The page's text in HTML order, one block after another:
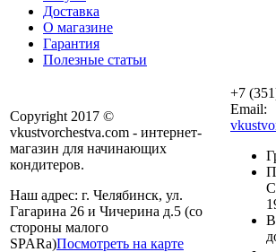
Доставка
О магазине
Гарантия
Полезные статьи
Copyright 2017 ©
vkustvorchestva.com - интернет-
магазин для начинающих
кондитеров.
Наш адрес: г. Челябинск, ул.
Гагарина 26 и Чичерина д.5 (со
стороны малого
SPARa)Посмотреть на карте
+7
Email: